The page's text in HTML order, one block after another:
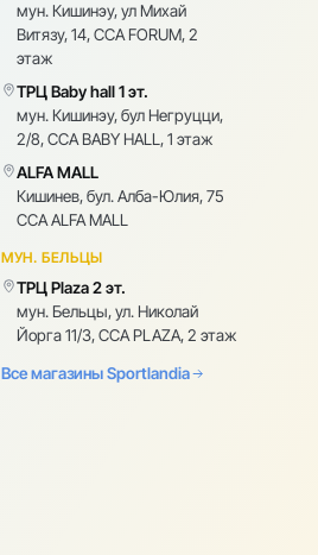
мун. Кишинэу, ул Михай
Витязу, 14, CCA FORUM, 2
этаж
ТРЦ Baby hall 1 эт.
мун. Кишинэу, бул Негруцци,
2/8, CCA BABY HALL, 1 этаж
ALFA MALL
Кишинев, бул. Алба-Юлия, 75
CCA ALFA MALL
МУН. БЕЛЬЦЫ
ТРЦ Plaza 2 эт.
мун. Бельцы, ул. Николай
Йорга 11/3, CCA PLAZA, 2 этаж
Все магазины Sportlandia